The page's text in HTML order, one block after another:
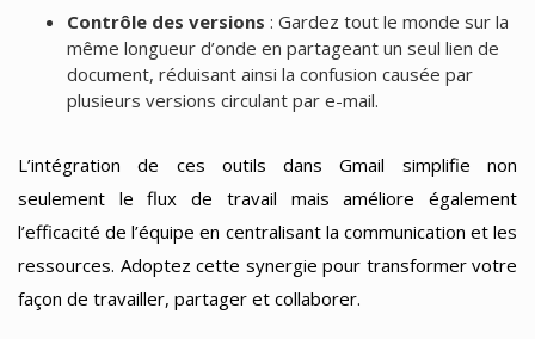
Contrôle des versions : Gardez tout le monde sur la
même longueur d’onde en partageant un seul lien de
document, réduisant ainsi la confusion causée par
plusieurs versions circulant par e-mail.
L’intégration de ces outils dans Gmail simplifie non
seulement le flux de travail mais améliore également
l’efficacité de l’équipe en centralisant la communication et les
ressources. Adoptez cette synergie pour transformer votre
façon de travailler, partager et collaborer.